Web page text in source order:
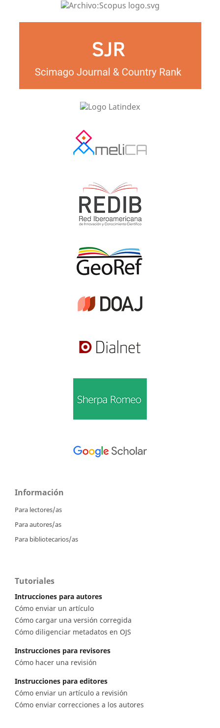
Información
Para lectores/as
Para autores/as
Para bibliotecarios/as
Tutoriales
Intrucciones para autores
Cómo enviar un artículo
Cómo cargar una versión corregida
Cómo diligenciar metadatos en OJS
Instrucciones para revisores
Cómo hacer una revisión
Instrucciones para editores
Cómo enviar un artículo a revisión
Cómo enviar correcciones a los autores